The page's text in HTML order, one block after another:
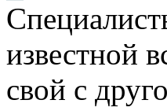
известной
свой с